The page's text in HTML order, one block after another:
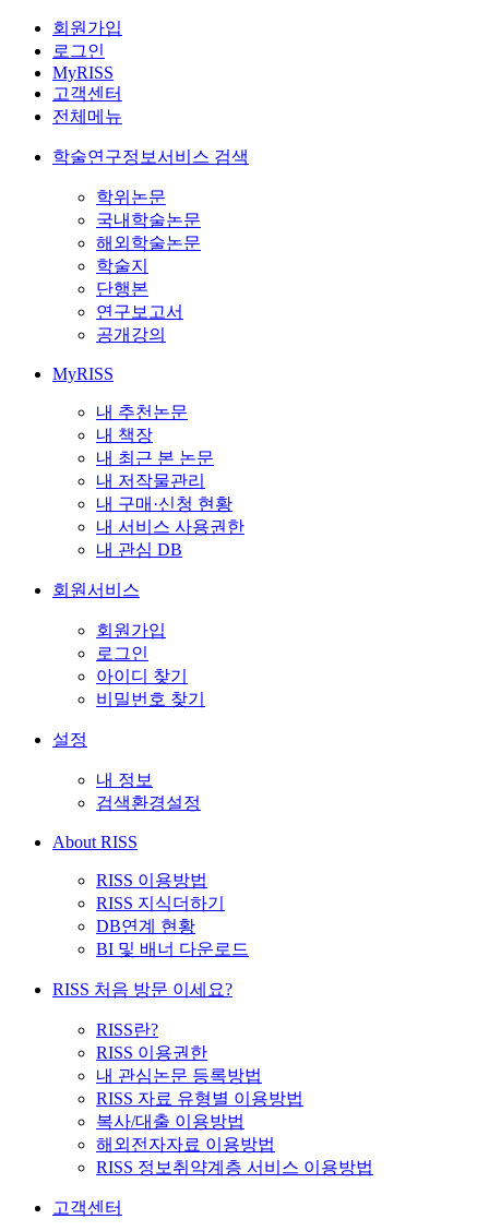
회원가입
로그인
MyRISS
고객센터
전체메뉴
학술연구정보서비스 검색
학위논문
국내학술논문
해외학술논문
학술지
단행본
연구보고서
공개강의
MyRISS
내 추천논문
내 책장
내 최근 본 논문
내 저작물관리
내 구매·신청 현황
내 서비스 사용권한
내 관심 DB
회원서비스
회원가입
로그인
아이디 찾기
비밀번호 찾기
설정
내 정보
검색환경설정
About RISS
RISS 이용방법
RISS 지식더하기
DB연계 현황
BI 및 배너 다운로드
RISS 처음 방문 이세요?
RISS란?
RISS 이용권한
내 관심논문 등록방법
RISS 자료 유형별 이용방법
복사/대출 이용방법
해외전자자료 이용방법
RISS 정보취약계층 서비스 이용방법
고객센터